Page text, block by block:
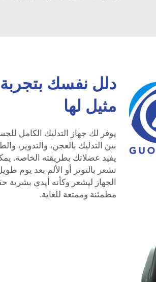
دلل نفسك
مثيل لها
يوفر لك جهاز التدليك الكامل
بين التدليك بالعجن، والتدوير،
يفيد عضلاتك بطريقته الخاصة.
تشعر بالتوتر أو الألم بعد يوم
الجهاز ليشعر وكأنه أيدي بشرية
مطمئنة وممتعة للغاية.